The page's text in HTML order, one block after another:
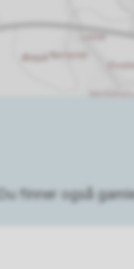
finner også